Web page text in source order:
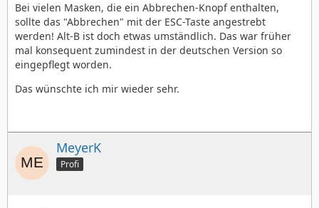
Bei vielen Masken, die ein Abbrechen-Knopf enthalten,
sollte das "Abbrechen" mit der ESC-Taste angestrebt
werden! Alt-B ist doch etwas umständlich. Das war früher
mal konsequent zumindest in der deutschen Version so
eingepflegt worden.
Das wünschte ich mir wieder sehr.
MeyerK
Profi